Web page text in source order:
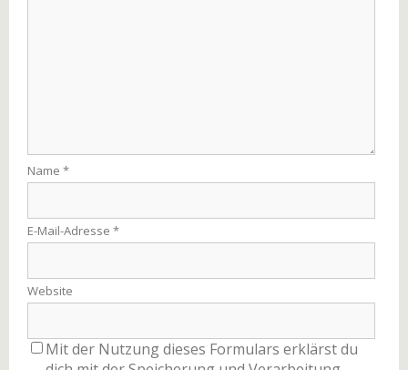
Name *
E-Mail-Adresse *
Website
Mit der Nutzung dieses Formulars erklärst du